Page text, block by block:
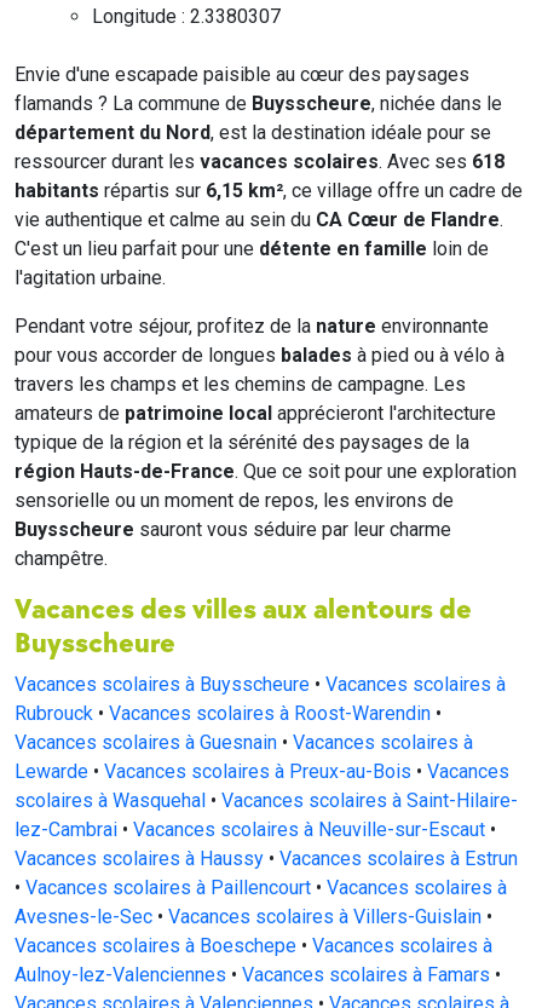
Longitude : 2.3380307
Envie d'une escapade paisible au cœur des paysages
flamands ? La commune de Buysscheure, nichée dans le
département du Nord, est la destination idéale pour se
ressourcer durant les vacances scolaires. Avec ses 618
habitants répartis sur 6,15 km², ce village offre un cadre de
vie authentique et calme au sein du CA Cœur de Flandre.
C'est un lieu parfait pour une détente en famille loin de
l'agitation urbaine.
Pendant votre séjour, profitez de la nature environnante
pour vous accorder de longues balades à pied ou à vélo à
travers les champs et les chemins de campagne. Les
amateurs de patrimoine local apprécieront l'architecture
typique de la région et la sérénité des paysages de la
région Hauts-de-France. Que ce soit pour une exploration
sensorielle ou un moment de repos, les environs de
Buysscheure sauront vous séduire par leur charme
champêtre.
Vacances des villes aux alentours de
Buysscheure
Vacances scolaires à Buysscheure • Vacances scolaires à
Rubrouck • Vacances scolaires à Roost-Warendin •
Vacances scolaires à Guesnain • Vacances scolaires à
Lewarde • Vacances scolaires à Preux-au-Bois • Vacances
scolaires à Wasquehal • Vacances scolaires à Saint-Hilaire-
lez-Cambrai • Vacances scolaires à Neuville-sur-Escaut •
Vacances scolaires à Haussy • Vacances scolaires à Estrun
• Vacances scolaires à Paillencourt • Vacances scolaires à
Avesnes-le-Sec • Vacances scolaires à Villers-Guislain •
Vacances scolaires à Boeschepe • Vacances scolaires à
Aulnoy-lez-Valenciennes • Vacances scolaires à Famars •